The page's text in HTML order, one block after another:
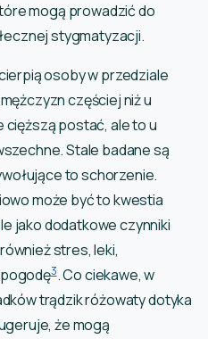
mogą prowadzić do
stygmatyzacji.
osoby w przedziale
częściej niż u
postać, ale to u
Stale badane są
to schorzenie.
może być to kwestia
jako dodatkowe czynniki
stres, leki,
3. Co ciekawe, w
trądzik różowaty dotyka
że mogą